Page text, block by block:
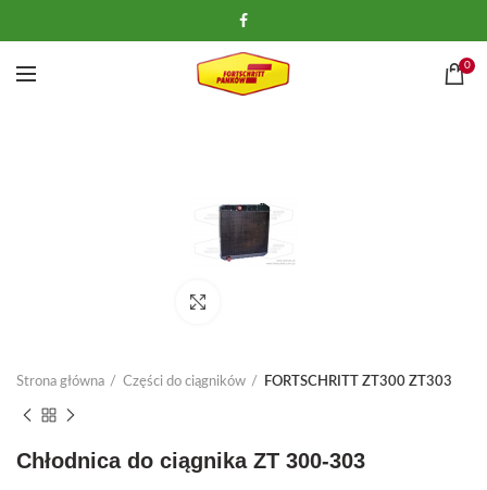
0
Strona główna Części do ciągników FORTSCHRITT ZT300 ZT303
Chłodnica do ciągnika ZT 300-303